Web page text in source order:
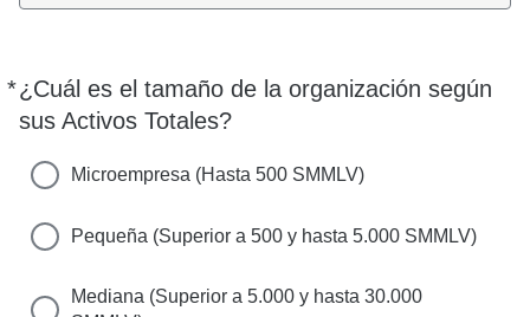
*¿Cuál es el tamaño de la organización según
sus Activos Totales?
Requerido
Microempresa (Hasta 500 SMMLV)
Pequeña (Superior a 500 y hasta 5.000 SMMLV)
Mediana (Superior a 5.000 y hasta 30.000